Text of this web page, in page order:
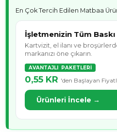
En Çok Tercih Edilen Matbaa
İşletmenizin Tüm
Kartvizit, el ilanı ve
markanızı öne çıkarın.
AVANTAJLI PAKETLERİ
0,55 KR 'den Başlayan
Ürünleri İncele →